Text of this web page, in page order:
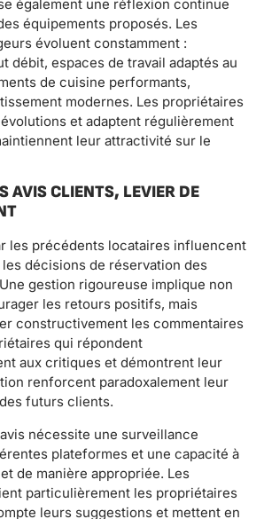
également une réflexion continue
équipements proposés. Les
évoluent constamment :
débit, espaces de travail adaptés au
de cuisine performants,
modernes. Les propriétaires
et adaptent régulièrement
leur attractivité sur le
AVIS CLIENTS, LEVIER DE
les précédents locataires influencent
décisions de réservation des
gestion rigoureuse implique non
les retours positifs, mais
constructivement les commentaires
qui répondent
aux critiques et démontrent leur
renforcent paradoxalement leur
futurs clients.
nécessite une surveillance
plateformes et une capacité à
de manière appropriée. Les
particulièrement les propriétaires
leurs suggestions et mettent en